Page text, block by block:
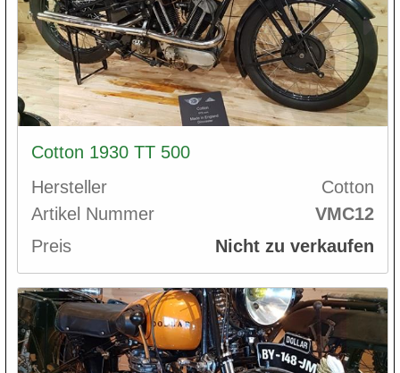
Cotton 1930 TT 500
Hersteller
Cotton
Artikel Nummer
VMC12
Preis
Nicht zu verkaufen